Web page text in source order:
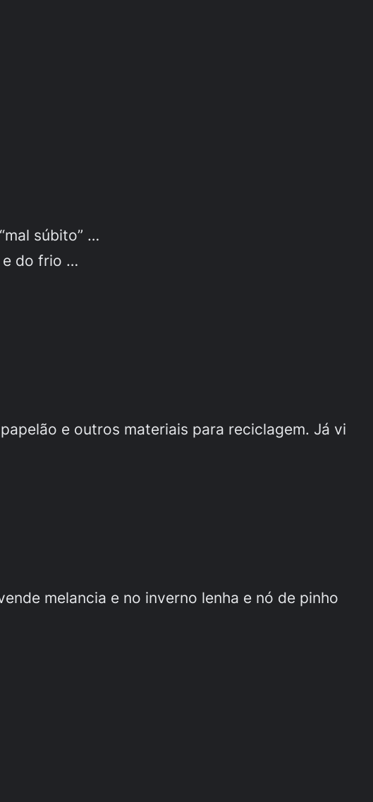
súbito” …
e do frio …
e outros materiais para reciclagem. Já vi
melancia e no inverno lenha e nó de pinho